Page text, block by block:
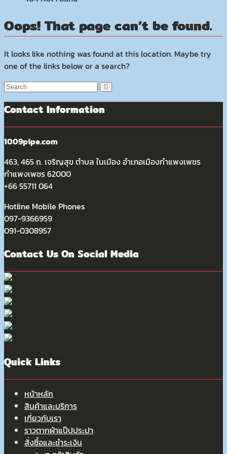
Oops! That page can’t be found.
It looks like nothing was found at this location. Maybe try
one of the links below or a search?
Contact Information
1009pipe.com
463, 465 ถ. เจริญสุข ตำบล ในเมือง อำเภอเมืองกำแพงเพชร
กำแพงเพชร 62000
+66 55711 064
Hotline Mobile Phones
097-9366959
091-0308957
Contact Us On Social Media
Quick Links
หน้าหลัก
สินค้าและบริการ
เกี่ยวกับเรา
ราวตากผ้าแป๊ปประปา
สั่งซื้อและชำระเงิน